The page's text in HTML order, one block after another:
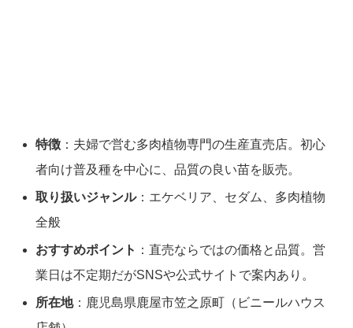
特徴 ：夫婦で営む多肉植物専門の生産直売店。初心
者向け普及種を中心に、品質の良い苗を販売。
取り扱いジャンル：エケベリア、セダム、多肉植物
全般
おすすめポイント ：直売ならではの価格と品質。営
業日は不定期だがSNSや公式サイトで案内あり。
所在地：鹿児島県鹿屋市笠之原町（ビニールハウス